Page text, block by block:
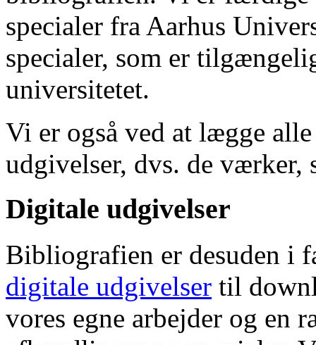
specialer fra Aarhus
specialer, som er
universitetet.
Vi er også ved at lægge
udgivelser, dvs. de værker,
Digitale udgivelser
Bibliografien er desuden i
digitale udgivelser til
vores egne arbejder og en